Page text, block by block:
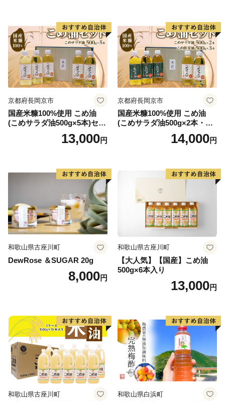
京都府長岡京市
国産米糠100%使用 こめ油
(こめサラダ油500g×5本)セッ
13,000円
京都府長岡京市
国産米糠100%使用 こめ油
(こめサラダ油500g×2本・こ
め胚芽油500g×3本)セット [1
14,000円
和歌山県古座川町
DewRose ＆SUGAR 20g
8,000円
和歌山県古座川町
【大人気】【国産】こめ油
500g×6本入り
13,000円
和歌山県古座川町 和歌山県白浜町